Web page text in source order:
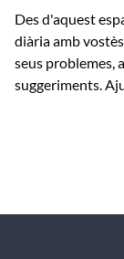
Des d'aquest
diària amb
seus problemes,
suggeriments.